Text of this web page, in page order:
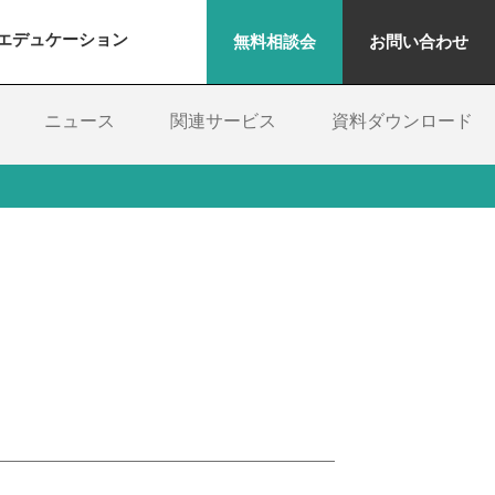
デュケーション 無料相談会 お問い合わせ
ニュース 関連サービス 資料ダウンロード